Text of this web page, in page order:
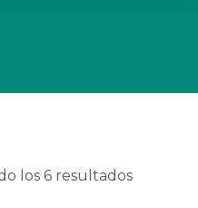
los 6 resultados